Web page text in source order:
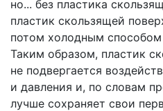
но... без пластика
пластик скользящей
потом холодным
Таким образом, пластик
не подвергается
и давления и, по словам
лучше сохраняет свои